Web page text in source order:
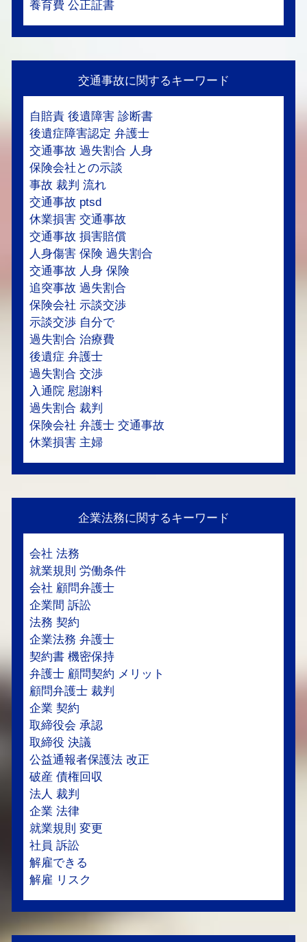
養育費 公正証書
交通事故に関するキーワード
自賠責 後遺障害 診断書
後遺症障害認定 弁護士
交通事故 過失割合 人身
保険会社との示談
事故 裁判 流れ
交通事故 ptsd
休業損害 交通事故
交通事故 損害賠償
人身傷害 保険 過失割合
交通事故 人身 保険
追突事故 過失割合
保険会社 示談交渉
示談交渉 自分で
過失割合 治療費
後遺症 弁護士
過失割合 交渉
入通院 慰謝料
過失割合 裁判
保険会社 弁護士 交通事故
休業損害 主婦
企業法務に関するキーワード
会社 法務
就業規則 労働条件
会社 顧問弁護士
企業間 訴訟
法務 契約
企業法務 弁護士
契約書 機密保持
弁護士 顧問契約 メリット
顧問弁護士 裁判
企業 契約
取締役会 承認
取締役 決議
公益通報者保護法 改正
破産 債権回収
法人 裁判
企業 法律
就業規則 変更
社員 訴訟
解雇できる
解雇 リスク